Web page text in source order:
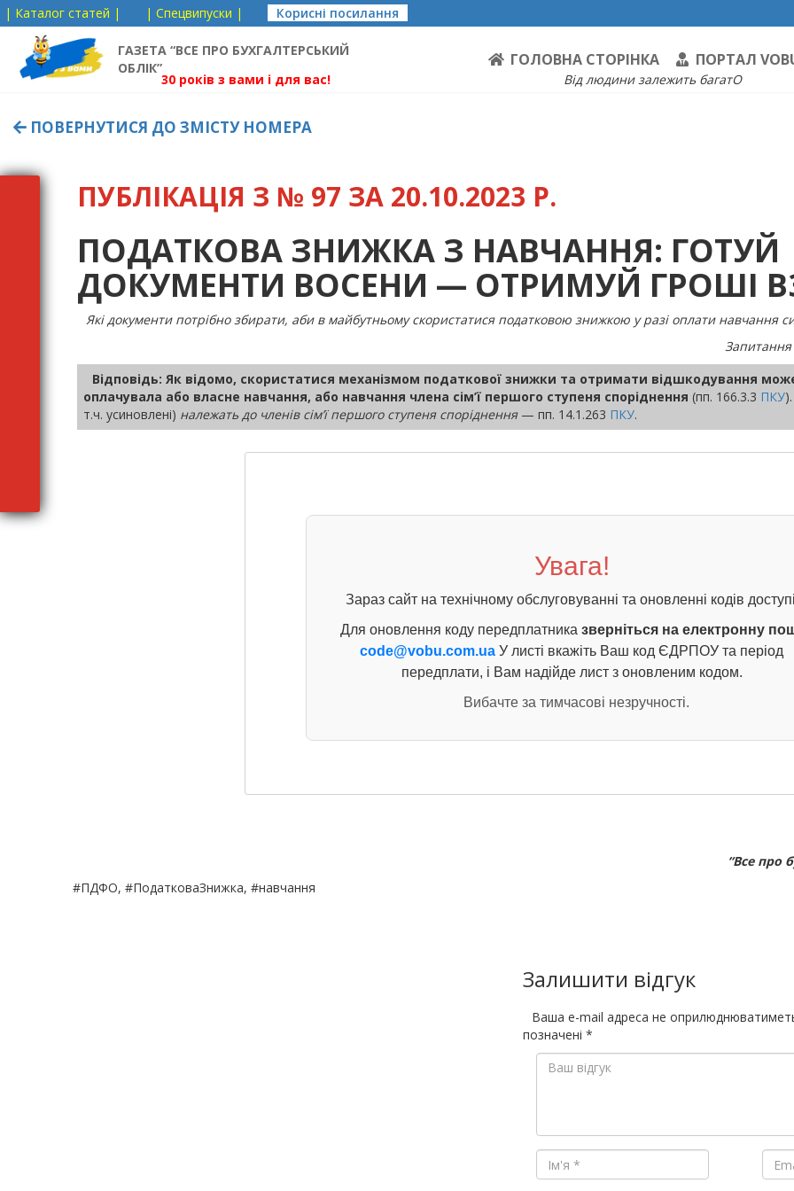
| Каталог статей | | Спецвипуски | Корисні посилання
ГАЗЕТА “ВСЕ ПРО БУХГАЛТЕРСЬКИЙ
ОБЛІК”
ГОЛОВНА СТОРІНКА ПОРТАЛ
30 років з вами і для вас! Від людини залежить багатО
ПОВЕРНУТИСЯ ДО ЗМІСТУ НОМЕРА
ПУБЛІКАЦІЯ З № 97 ЗА 20.10.2023 Р.
ПОДАТКОВА ЗНИЖКА З НАВЧАННЯ: ГОТУЙ
ДОКУМЕНТИ ВОСЕНИ — ОТРИМУЙ ГРОШІ
Які документи потрібно збирати, аби в майбутньому скористатися податковою знижкою у разі оплати навчання
Запитання
Відповідь: Як відомо, скористатися механізмом податкової знижки та отримати відшкодування
оплачувала або власне навчання, або навчання члена сім’ї першого ступеня споріднення (пп. 166.3.3 ПКУ
т.ч. усиновлені) належать до членів сім’ї першого ступеня споріднення— пп. 14.1.263 ПКУ.
Увага!
Зараз сайт на технічному обслуговуванні та оновленні кодів
Для оновлення коду передплатника зверніться на електронну
code@vobu.com.ua У листі вкажіть Ваш код ЄДРПОУ та період
передплати, і Вам надійде лист з оновленим кодом.
Вибачте за тимчасові незручності.
“Все про
#ПДФО, #ПодатковаЗнижка, #навчання
Залишити відгук
Ваша e-mail адреса не
позначені *